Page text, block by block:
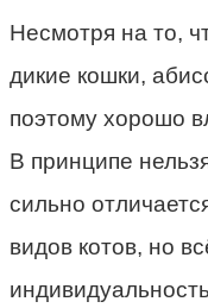
Несмотря на то,
дикие кошки,
поэтому хорошо
В принципе
сильно
видов котов, но